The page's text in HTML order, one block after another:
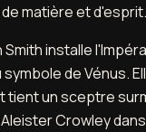
matière et d'esprit.
installe
de Vénus.
un sceptre
Crowley